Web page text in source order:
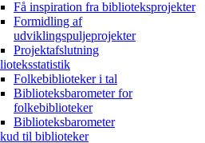
Få inspiration fra biblioteksprojekter
Formidling af
udviklingspuljeprojekter
Projektafslutning
Folkebiblioteker i tal
Biblioteksbarometer for
folkebiblioteker
Biblioteksbarometer
til biblioteker